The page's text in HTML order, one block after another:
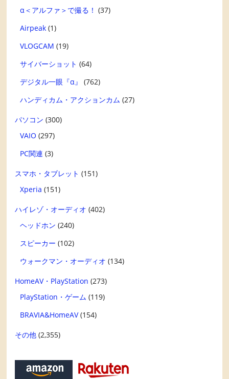
α＜アルファ＞で撮る！ (37)
Airpeak (1)
VLOGCAM (19)
サイバーショット (64)
デジタル一眼『α』
(762)
ハンディカム・アクションカム (27)
パソコン (300)
VAIO (297)
PC関連 (3)
スマホ・タブレット (151)
Xperia (151)
ハイレゾ・オーディオ (402)
ヘッドホン (240)
スピーカー (102)
ウォークマン・オーディオ (134)
HomeAV・PlayStation (273)
PlayStation・ゲーム (119)
BRAVIA&HomeAV(154)
その他 (2,355)